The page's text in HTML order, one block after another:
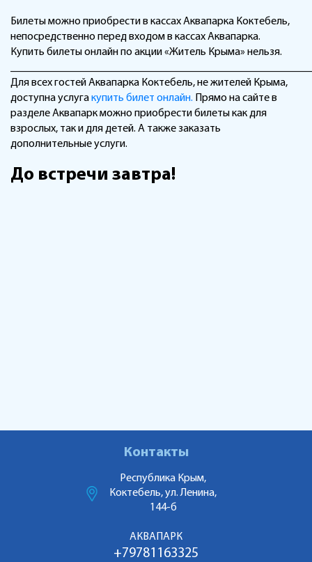
Билеты можно приобрести в кассах Аквапарка Коктебель,
непосредственно перед входом в кассах Аквапарка.
Купить билеты онлайн по акции «Житель Крыма» нельзя.
Для всех гостей Аквапарка Коктебель, не жителей Крыма,
доступна услугакупить билет онлайн. Прямо на сайте в
разделе Аквапарк можно приобрести билеты как для
взрослых, так и для детей. А также заказать
дополнительные услуги.
До встречи завтра!
Контакты
Республика Крым,
Коктебель, ул. Ленина,
144-б
АКВАПАРК
+79781163325